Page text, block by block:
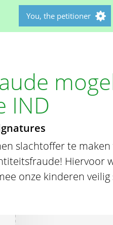
You, the petitioner
IND
slachtoffer te
Hiervoor
onze kinderen veilig